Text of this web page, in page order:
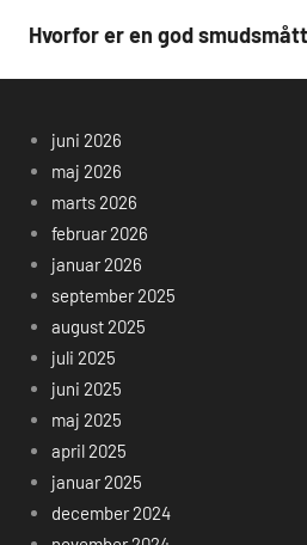
Hvorfor er en god
juni 2026
maj 2026
marts 2026
februar 2026
januar 2026
september 2025
august 2025
juli 2025
juni 2025
maj 2025
april 2025
januar 2025
december 2024